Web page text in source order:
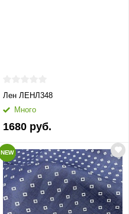
Лен ЛЕНЛ348
Много
1680 руб.
NEW